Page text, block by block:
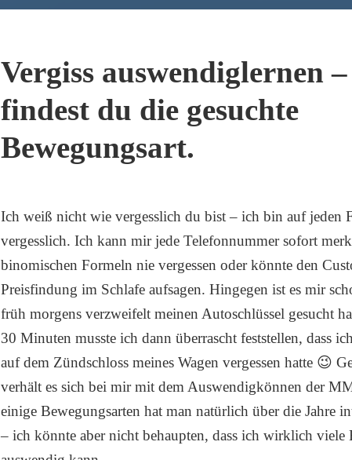
Vergiss auswendiglernen
findest du die gesuchte
Bewegungsart.
Ich weiß nicht wie vergesslich du bist – ich bin auf jeden
vergesslich. Ich kann mir jede Telefonnummer sofort
binomischen Formeln nie vergessen oder könnte den
Preisfindung im Schlafe aufsagen. Hingegen ist es mir
früh morgens verzweifelt meinen Autoschlüssel gesucht
30 Minuten musste ich dann überrascht feststellen, dass
auf dem Zündschloss meines Wagen vergessen hatte 😉
verhält es sich bei mir mit dem Auswendigkönnen der
einige Bewegungsarten hat man natürlich über die Jahre
– ich könnte aber nicht behaupten, dass ich wirklich viele